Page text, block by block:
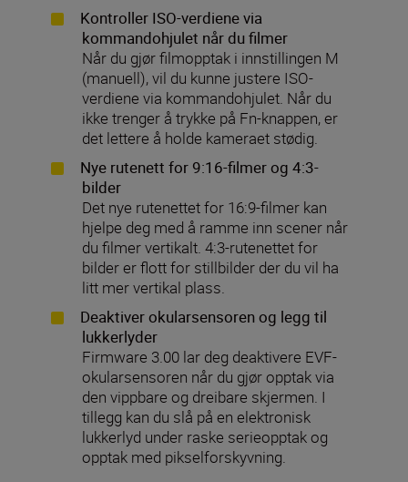
Kontroller ISO-verdiene via
kommandohjulet når du filmer
Når du gjør filmopptak i innstillingen M
(manuell), vil du kunne justere ISO-
verdiene via kommandohjulet. Når du
ikke trenger å trykke på Fn-knappen, er
det lettere å holde kameraet stødig.
Nye rutenett for 9:16-filmer og 4:3-
bilder
Det nye rutenettet for 16:9-filmer kan
hjelpe deg med å ramme inn scener når
du filmer vertikalt. 4:3-rutenettet for
bilder er flott for stillbilder der du vil ha
litt mer vertikal plass.
Deaktiver okularsensoren og legg til
lukkerlyder
Firmware 3.00 lar deg deaktivere EVF-
okularsensoren når du gjør opptak via
den vippbare og dreibare skjermen. I
tillegg kan du slå på en elektronisk
lukkerlyd under raske serieopptak og
opptak med pikselforskyvning.